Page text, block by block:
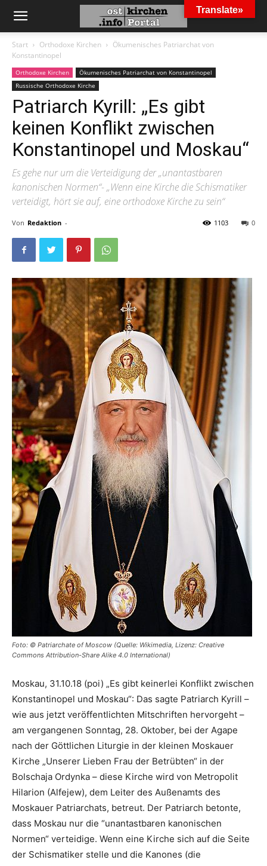
Start Orthodoxe Kirchen
Ökumenisches Patriarchat von
Konstantinopel
Orthodoxe Kirchen
Ökumenisches Patriarchat von Konstantinopel
Russische Orthodoxe Kirche
Patriarch Kyrill: „Es gibt
keinen Konflikt zwischen
Konstantinopel und Moskau“
Es gehe nur um die Verteidigung der „unantastbaren
kanonischen Normen“- „Wenn eine Kirche die Schismatiker
verteidigt, hört sie auf, eine orthodoxe Kirche zu sein“
Von Redaktion - 0
1103
Foto: © Patriarchate of Moscow (Quelle: Wikimedia, Lizenz: Creative
Commons Attribution-Share Alike 4.0 International)
Moskau, 31.10.18 (poi) „Es gibt keinerlei Konflikt zwischen
Konstantinopel und Moskau“: Das sagte Patriarch Kyrill –
wie aus jetzt veröffentlichten Mitschriften hervorgeht –
am vergangenen Sonntag, 28. Oktober, bei der Agape
nach der Göttlichen Liturgie in der kleinen Moskauer
Kirche „Unserer Lieben Frau der Betrübten“ in der
Bolschaja Ordynka – diese Kirche wird von Metropolit
Hilarion (Alfejew), dem Leiter des Außenamts des
Moskauer Patriarchats, betreut. Der Patriarch betonte,
dass Moskau nur die “unantastbaren kanonischen
Normen“ verteidige. Wenn eine Kirche sich auf die Seite
der Schismatiker stelle und die Kanones (die
Translate»